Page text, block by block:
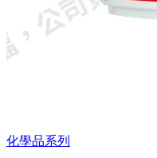
化學品系列